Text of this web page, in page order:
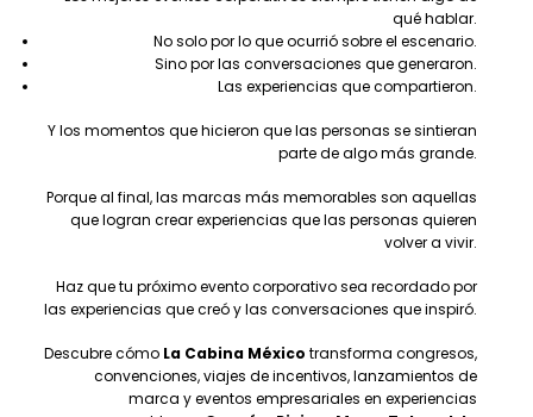
qué hablar.
No solo por lo que ocurrió sobre el escenario.
Sino por las conversaciones que generaron.
Las experiencias que compartieron.
Y los momentos que hicieron que las personas se sintieran
parte de algo más grande.
Porque al final, las marcas más memorables son aquellas
que logran crear experiencias que las personas quieren
volver a vivir.
Haz que tu próximo evento corporativo sea recordado por
las experiencias que creó y las conversaciones que inspiró.
Descubre cómo La Cabina México transforma congresos,
convenciones, viajes de incentivos, lanzamientos de
marca y eventos empresariales en experiencias